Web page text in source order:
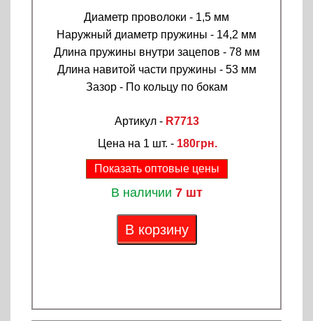
Диаметр проволоки - 1,5 мм
Наружный диаметр пружины - 14,2 мм
Длина пружины внутри зацепов - 78 мм
Длина навитой части пружины - 53 мм
Зазор - По кольцу по бокам
Артикул - R7713
Цена на 1 шт. - 180грн.
Показать оптовые цены
В наличии 7 шт
В корзину